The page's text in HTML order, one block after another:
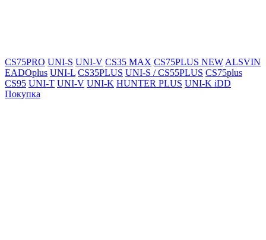
CS75PRO UNI-S UNI-V CS35 MAX CS75PLUS NEW ALSVIN
EADOplus UNI-L CS35PLUS UNI-S / CS55PLUS CS75plus
CS95 UNI-T UNI-V UNI-K HUNTER PLUS UNI-K iDD
Покупка